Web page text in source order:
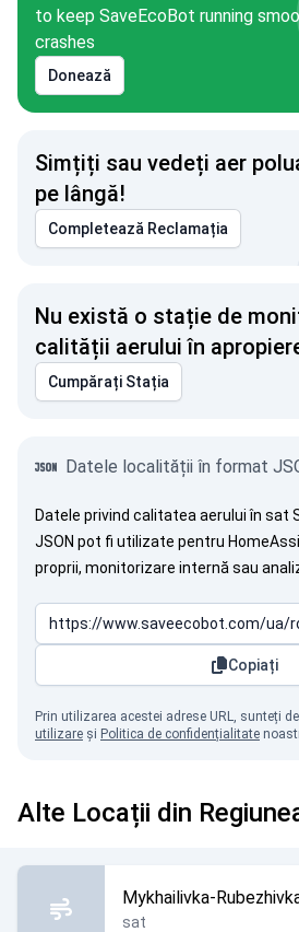
to keep SaveEcoBot running
crashes
Donează
Simțiți sau vedeți aer
pe lângă!
Completează Reclamația
Nu există o stație de
calității aerului în
Cumpărați Stația
Datele localității în format
Datele privind calitatea aerului în sat
JSON pot fi utilizate pentru
proprii, monitorizare internă sau
Copiați
Prin utilizarea acestei adrese URL, sunteți
utilizare și Politica de confidențialitate
Alte Locații din
Mykhailivka-
sat